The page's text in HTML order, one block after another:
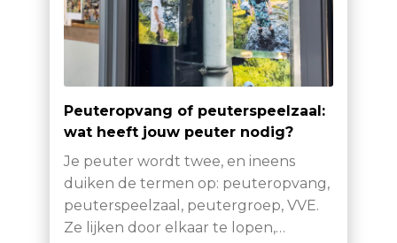
Peuteropvang of peuterspeelzaal:
wat heeft jouw peuter nodig?
Je peuter wordt twee, en ineens
duiken de termen op: peuteropvang,
peuterspeelzaal, peutergroep, VVE.
Ze lijken door elkaar te lopen,…